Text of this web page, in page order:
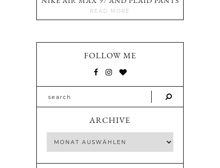
READ MORE
FOLLOW ME
ARCHIVE